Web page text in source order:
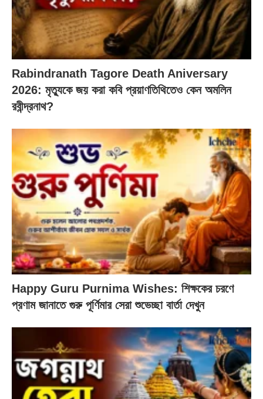
Rabindranath Tagore Death Aniversary
2026: মৃত্যুকে জয় করা কবি প্রয়াণতিথিতেও কেন অমলিন
রবীন্দ্রনাথ?
Happy Guru Purnima Wishes: শিক্ষকের চরণে
প্রণাম জানাতে গুরু পূর্ণিমার সেরা শুভেচ্ছা বার্তা দেখুন